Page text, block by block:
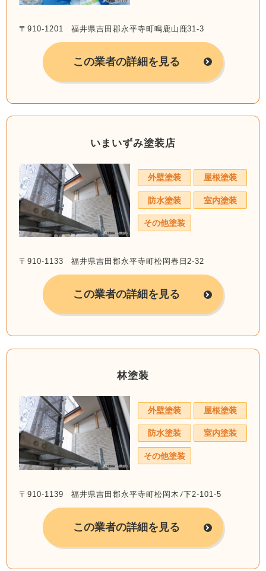
〒910-1201 福井県吉田郡永平寺町鳴鹿山鹿31-3
この業者の詳細を見る
いまいずみ塗装店
外壁塗装 屋根塗装
防水塗装 室内塗装
その他塗装
〒910-1133 福井県吉田郡永平寺町松岡春日2-32
この業者の詳細を見る
林塗装
外壁塗装 屋根塗装
防水塗装 室内塗装
その他塗装
〒910-1139 福井県吉田郡永平寺町松岡木ﾉ下2-101-5
この業者の詳細を見る